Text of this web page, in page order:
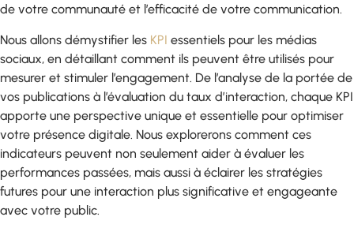
de votre communauté et l’efficacité de votre communication.
Nous allons démystifier les KPI essentiels pour les médias
sociaux, en détaillant comment ils peuvent être utilisés pour
mesurer et stimuler l’engagement. De l’analyse de la portée de
vos publications à l’évaluation du taux d’interaction, chaque KPI
apporte une perspective unique et essentielle pour optimiser
votre présence digitale. Nous explorerons comment ces
indicateurs peuvent non seulement aider à évaluer les
performances passées, mais aussi à éclairer les stratégies
futures pour une interaction plus significative et engageante
avec votre public.